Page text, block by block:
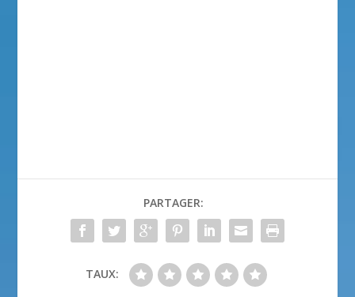
PARTAGER:
TAUX: